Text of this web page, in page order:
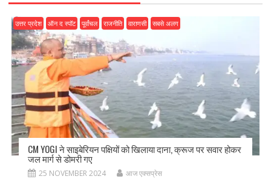
उत्तर प्रदेश ऑन द स्पॉट पूर्वांचल राजनीति वाराणसी सबसे अलग
CM YOGI ने साइबेरियन पक्षियों को खिलाया दाना, क्रूज पर सवार होकर
जल मार्ग से डोमरी गए
25 NOVEMBER 2024 आज एक्सप्रेस